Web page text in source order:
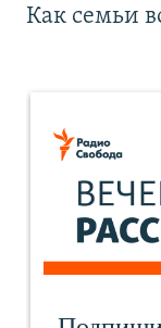
Как семьи